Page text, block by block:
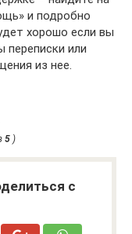
и подробно
хорошо если вы
переписки или
из нее.
5)
с